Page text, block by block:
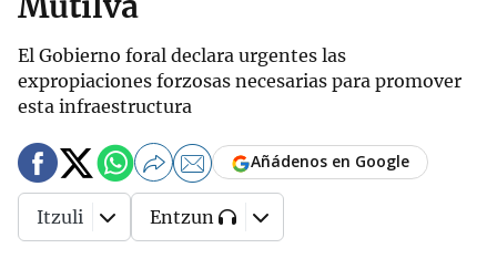
El Gobierno foral declara urgentes las
expropiaciones forzosas necesarias para promover
esta infraestructura
Añádenos en Google
Itzuli Entzun